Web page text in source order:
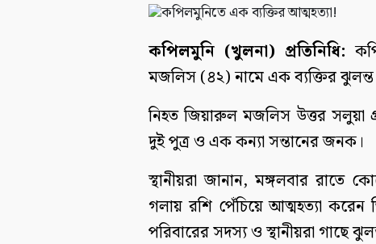
কপিলমুনি (খুলনা) প্রতিনিধি:
মজলিস (৪২) নামে এক ব্যক্তির
নিহত জিয়ারুল মজলিস উত্তর সলুয়া
দুই পুত্র ও এক কন্যা সন্তানের জনক।
স্থানীয়রা জানান, মঙ্গলবার
গলায় রশি পেঁচিয়ে আত্মহত্যা
পরিবারের সদস্য ও স্থানীয়রা গাছে